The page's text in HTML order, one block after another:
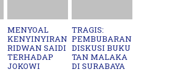
MENYOAL
KENYINYIRAN
RIDWAN SAIDI
TERHADAP
JOKOWI
TRAGIS:
PEMBUBARAN
DISKUSI BUKU
TAN MALAKA
DI SURABAYA